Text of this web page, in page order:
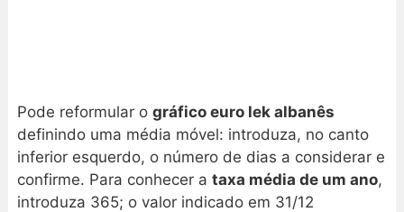
Pode reformular o gráfico euro lek albanês
definindo uma média móvel: introduza, no canto
inferior esquerdo, o número de dias a considerar e
confirme. Para conhecer a taxa média de um ano,
introduza 365; o valor indicado em 31/12